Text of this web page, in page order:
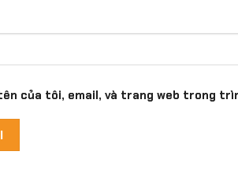
của tôi, email, và trang web trong